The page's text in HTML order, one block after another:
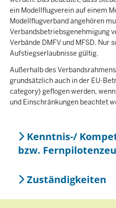
ein Modellflugverein auf einem
Modellflugverband angehören
Verbandsbetriebsgenehmigung
Verbände DMFV und MFSD. Nur
Aufstiegserlaubnisse gültig.
Außerhalb des
grundsätzlich auch in der EU-
category) geflogen werden,
und Einschränkungen beachtet
bzw.
Zuständigkeiten